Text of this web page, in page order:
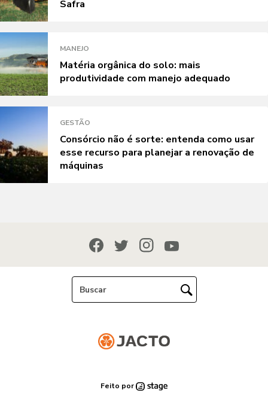
Safra
MANEJO
Matéria orgânica do solo: mais
produtividade com manejo adequado
GESTÃO
Consórcio não é sorte: entenda como usar
esse recurso para planejar a renovação de
máquinas
Feito por